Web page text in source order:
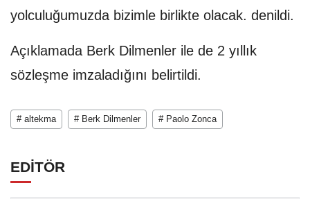
yolculuğumuzda bizimle birlikte olacak. denildi.
Açıklamada Berk Dilmenler ile de 2 yıllık
sözleşme imzaladığını belirtildi.
# altekma # Berk Dilmenler # Paolo Zonca
EDİTÖR